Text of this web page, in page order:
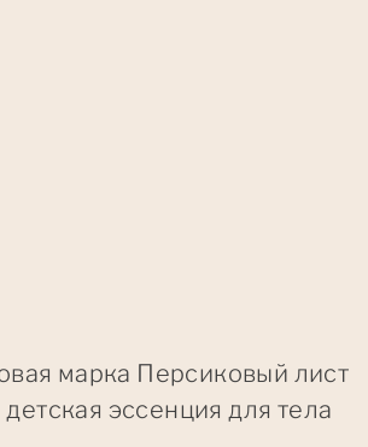
марка Персиковый лист
эссенция для тела